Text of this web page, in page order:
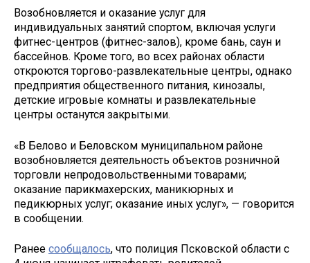
Возобновляется и оказание услуг для
индивидуальных занятий спортом, включая услуги
фитнес-центров (фитнес-залов), кроме бань, саун и
бассейнов. Кроме того, во всех районах области
откроются торгово-развлекательные центры, однако
предприятия общественного питания, кинозалы,
детские игровые комнаты и развлекательные
центры останутся закрытыми.
«В Белово и Беловском муниципальном районе
возобновляется деятельность объектов розничной
торговли непродовольственными товарами;
оказание парикмахерских, маникюрных и
педикюрных услуг; оказание иных услуг», — говорится
в сообщении.
Ранее сообщалось, что полиция Псковской области с